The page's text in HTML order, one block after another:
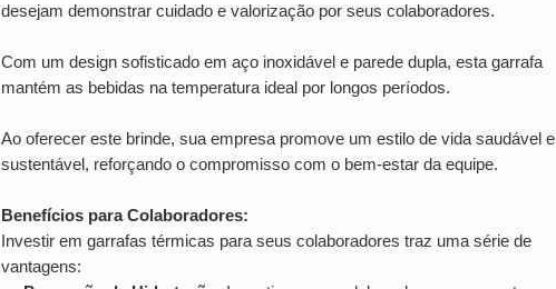
desejam demonstrar cuidado e valorização por seus colaboradores.
Com um design sofisticado em aço inoxidável e parede dupla, esta garrafa
mantém as bebidas na temperatura ideal por longos períodos.
Ao oferecer este brinde, sua empresa promove um estilo de vida saudável e
sustentável, reforçando o compromisso com o bem-estar da equipe.
Benefícios para Colaboradores:
Investir em garrafas térmicas para seus colaboradores traz uma série de
vantagens: